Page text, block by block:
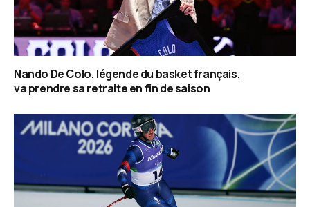
Nando De Colo, légende du basket français,
va prendre sa retraite en fin de saison